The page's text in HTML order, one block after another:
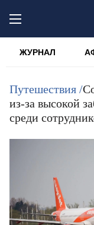
ЖУРНАЛ
Путешествия /
из-за высокой
среди